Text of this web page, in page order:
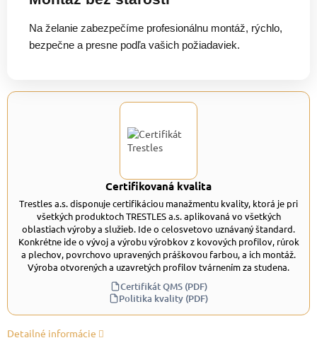
Na želanie zabezpečíme profesionálnu montáž, rýchlo,
bezpečne a presne podľa vašich požiadaviek.
Certifikovaná kvalita
Trestles a.s. disponuje certifikáciou manažmentu kvality, ktorá je pri
všetkých produktoch TRESTLES a.s. aplikovaná vo všetkých
oblastiach výroby a služieb. Ide o celosvetovo uznávaný štandard.
Konkrétne ide o vývoj a výrobu výrobkov z kovových profilov, rúrok
a plechov, povrchovo upravených práškovou farbou, a ich montáž.
Výroba otvorených a uzavretých profilov tvárnením za studena.
Certifikát QMS (PDF)
Politika kvality (PDF)
Detailné informácie